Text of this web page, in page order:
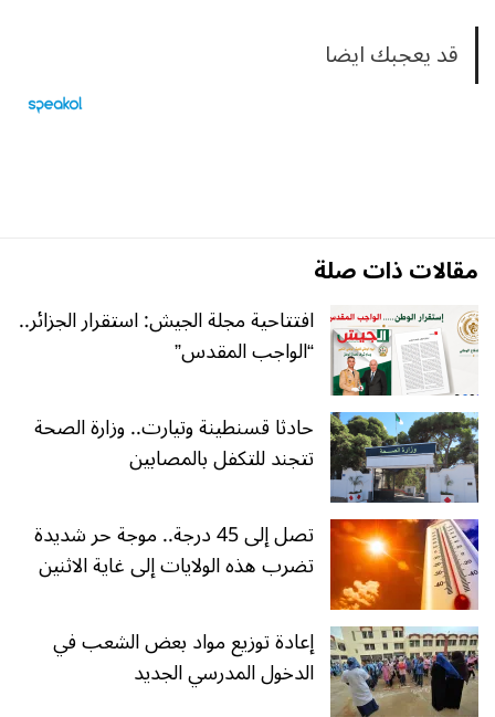
قد يعجبك ايضا
مقالات ذات صلة
افتتاحية مجلة الجيش: استقرار الجزائر..
“الواجب المقدس”
حادثا قسنطينة وتيارت.. وزارة الصحة
تتجند للتكفل بالمصابين
تصل إلى 45 درجة.. موجة حر شديدة
تضرب هذه الولايات إلى غاية الاثنين
إعادة توزيع مواد بعض الشعب في
الدخول المدرسي الجديد